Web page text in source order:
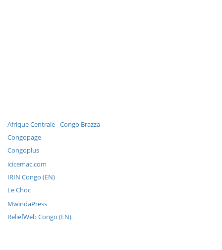
Afrique Centrale - Congo Brazza
Congopage
Congoplus
icicemac.com
IRIN Congo (EN)
Le Choc
MwindaPress
ReliefWeb Congo (EN)